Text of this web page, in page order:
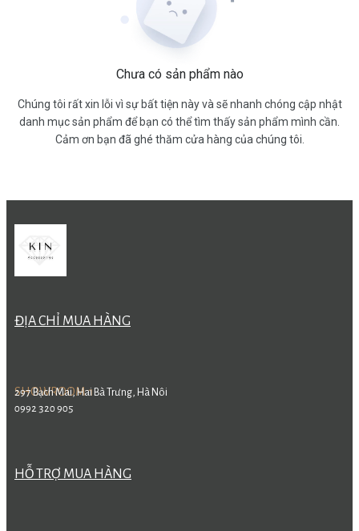
Chưa có sản phẩm nào
Chúng tôi rất xin lỗi vì sự bất tiện này và sẽ nhanh chóng cập nhật
danh mục sản phẩm để bạn có thể tìm thấy sản phẩm mình cần.
Cảm ơn bạn đã ghé thăm cửa hàng của chúng tôi.
ĐỊA CHỈ MUA HÀNG
SHOWROOM 1
297 Bạch Mai, Hai Bà Trưng, Hà Nôi
0992 320 905
HỖ TRỢ MUA HÀNG